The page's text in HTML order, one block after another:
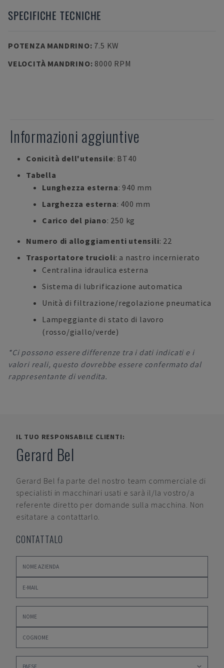
SPECIFICHE TECNICHE
POTENZA MANDRINO: 7.5 KW
VELOCITÀ MANDRINO: 8000 RPM
Informazioni aggiuntive
Conicità dell'utensile: BT40
Tabella
Lunghezza esterna: 940 mm
Larghezza esterna: 400 mm
Carico del piano: 250 kg
Numero di alloggiamenti utensili: 22
Trasportatore trucioli: a nastro incernierato
Centralina idraulica esterna
Sistema di lubrificazione automatica
Unità di filtrazione/regolazione pneumatica
Lampeggiante di stato di lavoro
(rosso/giallo/verde)
*Ci possono essere differenze tra i dati indicati e i
valori reali, questo dovrebbe essere confermato dal
rappresentante di vendita.
IL TUO RESPONSABILE CLIENTI:
Gerard Bel
Gerard Bel fa parte del nostro team commerciale di
specialisti in macchinari usati e sarà il/la vostro/a
referente diretto per domande sulla macchina. Non
esitatare a contattarlo.
CONTATTALO